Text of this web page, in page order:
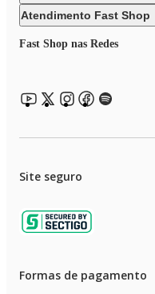
Atendimento Fast Shop
Fast Shop nas Redes
Site seguro
Formas de pagamento